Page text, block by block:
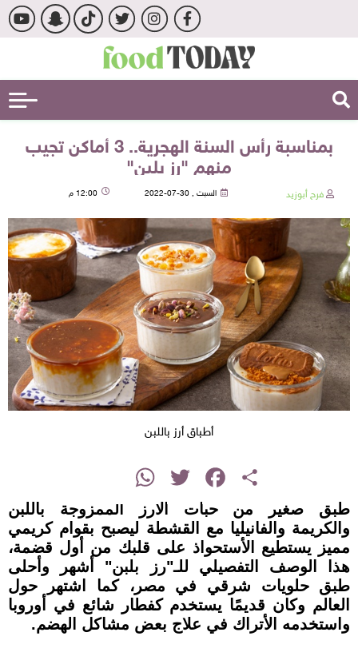
بمناسبة رأس السنة الهجرية.. 3 أماكن تجيب
منهم "رز بلبن"
فرح أبوزيد السبت , 30-07-2022 12:00 م
أطباق أرز باللبن
Share
Facebook
Twitter
WhatsApp
طبق صغير من حبات الأرز الممزوجة باللبن
والكريمة والفانيليا مع القشطة ليصبح بقوام كريمي
مميز يستطيع الأستحواذ على قلبك من أول قضمة،
هذا الوصف التفصيلي للـ"رز بلبن" أشهر وأحلى
طبق حلويات شرقي في مصر، كما اشتهر حول
العالم وكان قديمًا يستخدم كفطار شائع في أوروبا
واستخدمه الأتراك في علاج بعض مشاكل الهضم.